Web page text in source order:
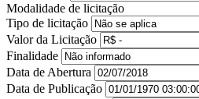
Modalidade de licitação
Tipo de licitação
Valor da Licitação
Finalidade
Data de Abertura
Data de Publicação